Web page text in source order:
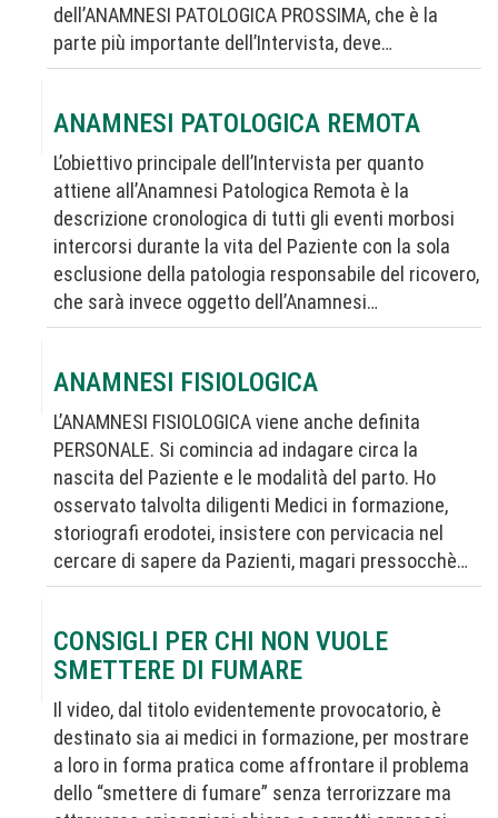
dell’ANAMNESI PATOLOGICA PROSSIMA, che è la
parte più importante dell’Intervista, deve…
ANAMNESI PATOLOGICA REMOTA
L’obiettivo principale dell’Intervista per quanto
attiene all’Anamnesi Patologica Remota è la
descrizione cronologica di tutti gli eventi morbosi
intercorsi durante la vita del Paziente con la sola
esclusione della patologia responsabile del ricovero,
che sarà invece oggetto dell’Anamnesi…
ANAMNESI FISIOLOGICA
L’ANAMNESI FISIOLOGICA viene anche definita
PERSONALE. Si comincia ad indagare circa la
nascita del Paziente e le modalità del parto. Ho
osservato talvolta diligenti Medici in formazione,
storiografi erodotei, insistere con pervicacia nel
cercare di sapere da Pazienti, magari pressocchè…
CONSIGLI PER CHI NON VUOLE
SMETTERE DI FUMARE
Il video, dal titolo evidentemente provocatorio, è
destinato sia ai medici in formazione, per mostrare
a loro in forma pratica come affrontare il problema
dello “smettere di fumare” senza terrorizzare ma